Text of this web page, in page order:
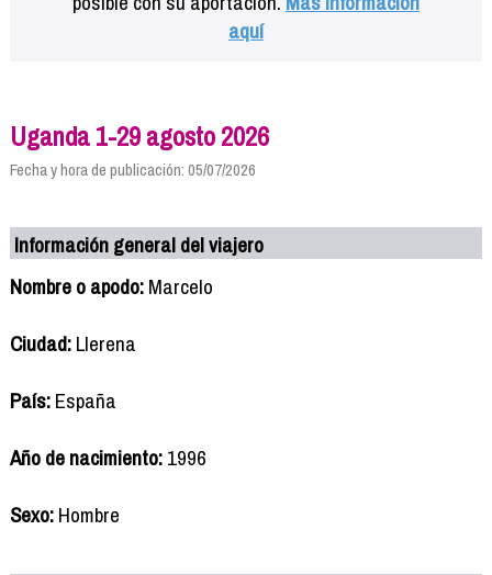
aquí
Uganda 1-29 agosto 2026
Fecha y hora de publicación: 05/07/2026
Información general del viajero
Nombre o apodo:Marcelo
Ciudad:Llerena
País:España
Año de nacimiento:1996
Sexo:Hombre